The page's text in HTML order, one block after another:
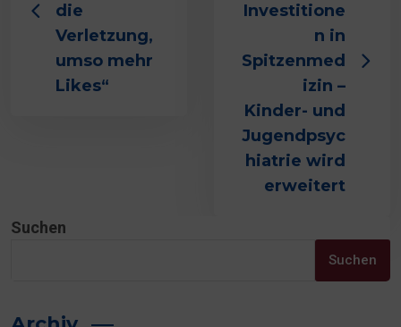
die
Verletzung,
umso mehr
Likes“
Investitione
n in
Spitzenmed
izin –
Kinder- und
Jugendpsyc
hiatrie wird
erweitert
Suchen
Suchen